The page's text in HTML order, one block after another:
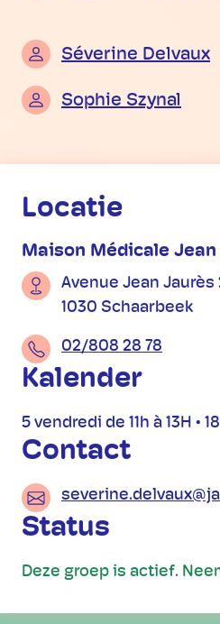
Séverine Delvaux
Sophie Szynal
Praktische
Locatie
Maison Médicale Jean
Avenue Jean Jaurès
1030 Schaarbeek
02/808 28 78
Kalender
5 vendredi de 11h à 13H
Contact
Status
Deze groep is actief.